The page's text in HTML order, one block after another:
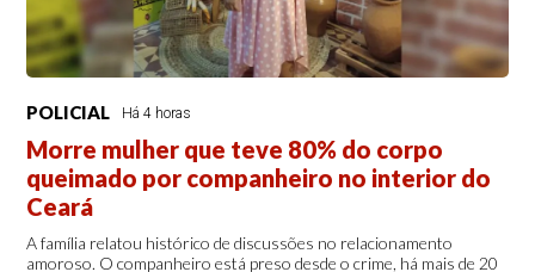
POLICIAL Há 4 horas
Morre mulher que teve 80% do corpo
queimado por companheiro no interior do
Ceará
A família relatou histórico de discussões no relacionamento
amoroso. O companheiro está preso desde o crime, há mais de 20